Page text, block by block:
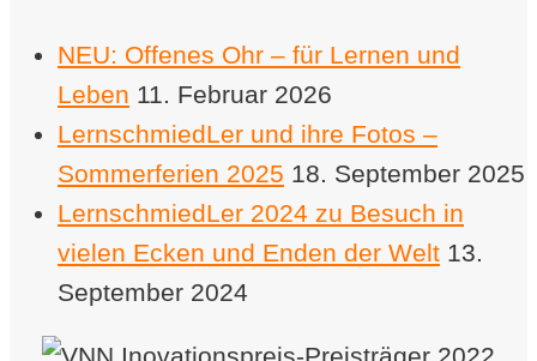
NEU: Offenes Ohr – für Lernen und
Leben 11. Februar 2026
LernschmiedLer und ihre Fotos –
Sommerferien 2025 18. September 2025
LernschmiedLer 2024 zu Besuch in
vielen Ecken und Enden der Welt 13.
September 2024